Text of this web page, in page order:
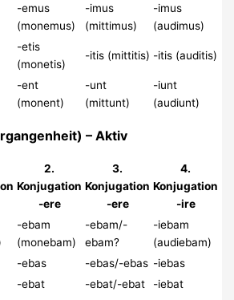
-emus
(monemus)
-imus
(mittimus)
-imus
(audimus)
-etis
(monetis)
-itis (mittitis) -itis (auditis)
-ent
(monent)
-unt
(mittunt)
-iunt
(audiunt)
– Aktiv
2.
Konjugation
-ere
3.
Konjugation
-ere
4.
Konjugation
-ire
-ebam
(monebam)
-ebam/-
ebam?
-iebam
(audiebam)
-ebas -ebas/-ebas -iebas
-ebat -ebat/-ebat -iebat